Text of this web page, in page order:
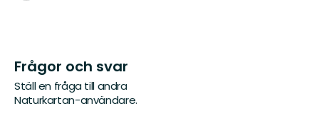
Frågor och svar
Ställ en fråga till andra
Naturkartan-användare.